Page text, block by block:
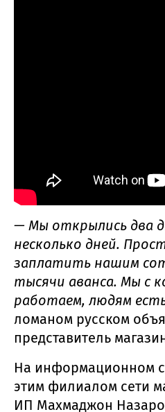
— Мы открылись два
несколько дней.
заплатить нашим
тысячи аванса. Мы с
работаем, людям
ломаном русском
представитель
На информационном
этим филиалом сети
ИП Махмаджон